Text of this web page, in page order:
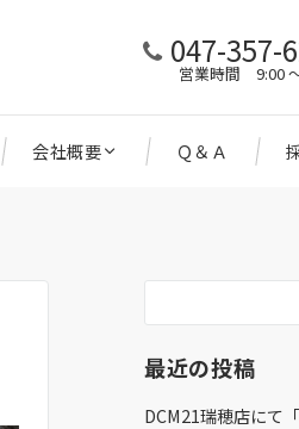
047-357-
営業時間 9:00
会社概要 Ｑ＆Ａ
最近の投稿
DCM21瑞穂店にて